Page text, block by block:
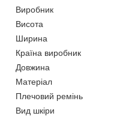
Виробник
Висота
Ширина
Країна виробник
Довжина
Матеріал
Плечовий ремінь
Вид шкіри